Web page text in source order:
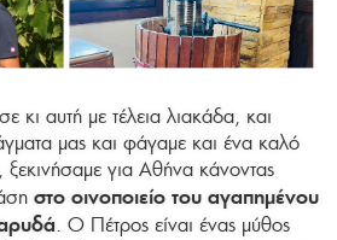
αυτή με τέλεια λιακάδα, και
μας και φάγαμε και ένα καλό
για Αθήνα κάνοντας
στο οινοποιείο του αγαπημένου
. Ο Πέτρος είναι ένας μύθος